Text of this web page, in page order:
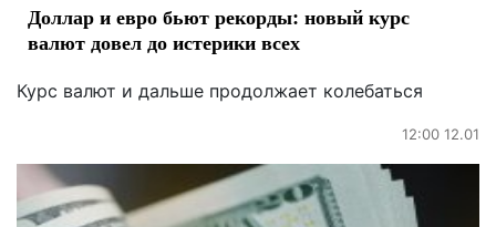
Доллар и евро бьют рекорды: новый курс
валют довел до истерики всех
Курс валют и дальше продолжает колебаться
12:00 12.01